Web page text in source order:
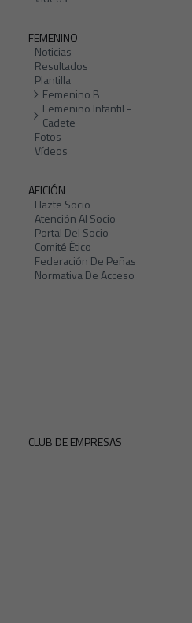
FEMENINO
Noticias
Resultados
Plantilla
Femenino B
Femenino Infantil -
Cadete
Fotos
Vídeos
AFICIÓN
Hazte Socio
Atención Al Socio
Portal Del Socio
Comité Ético
Federación De Peñas
Normativa De Acceso
CLUB DE EMPRESAS